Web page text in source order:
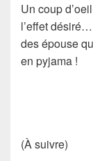
Un coup
l’effet
des épouse
en pyjama !
(À suivre)